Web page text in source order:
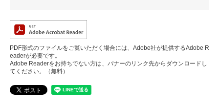
PDF形式のファイルをご覧いただく場合には、Adobe社が提供するAdobe R
eaderが必要です。
Adobe Readerをお持ちでない方は、バナーのリンク先からダウンロードし
てください。（無料）